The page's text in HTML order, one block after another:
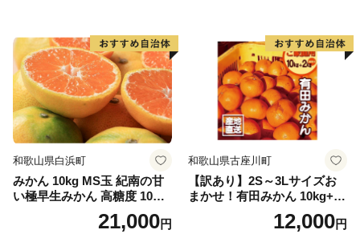
和歌山県白浜町
みかん 10kg MS玉 紀南の甘
い極早生みかん 高糖度 10月
以降発送 マルチ被覆栽培
21,000円
和歌山県古座川町
【訳あり】2S～3Lサイズお
まかせ！有田みかん 10kg+2k
g保証分 11月から12月下旬ま
でに順次発送致します。 / 訳
12,000円